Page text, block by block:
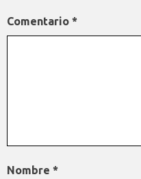
Comentario *
Nombre *